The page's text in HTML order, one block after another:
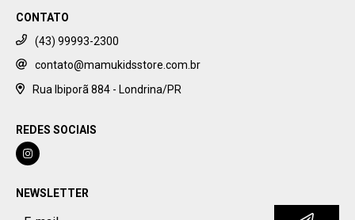
CONTATO
(43) 99993-2300
contato@mamukidsstore.com.br
Rua Ibiporã 884 - Londrina/PR
REDES SOCIAIS
NEWSLETTER